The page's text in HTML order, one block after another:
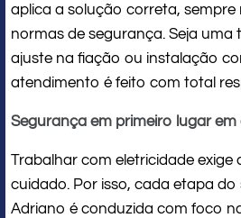
aplica a solução correta, sempre
normas de segurança. Seja uma
ajuste na fiação ou instalação
atendimento é feito com total
Segurança em primeiro lugar em
Trabalhar com eletricidade exige
cuidado. Por isso, cada etapa do
Adriano é conduzida com foco